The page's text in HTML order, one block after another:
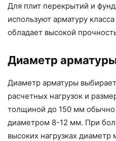
Для плит перекрытий и
используют арматуру
обладает высокой
Диаметр
Диаметр арматуры
расчетных нагрузок и
толщиной до 150 мм
диаметром 8-12 мм. При
высоких нагрузках